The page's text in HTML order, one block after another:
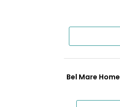
Bel Mare Home